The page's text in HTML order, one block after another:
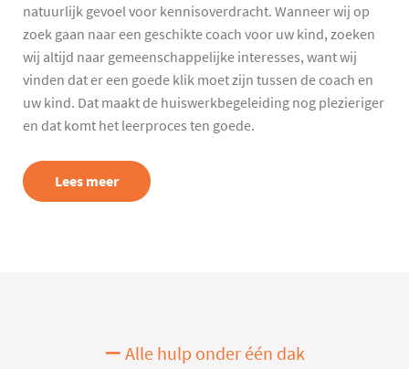
natuurlijk gevoel voor kennisoverdracht. Wanneer wij op
zoek gaan naar een geschikte coach voor uw kind, zoeken
wij altijd naar gemeenschappelijke interesses, want wij
vinden dat er een goede klik moet zijn tussen de coach en
uw kind. Dat maakt de huiswerkbegeleiding nog plezieriger
en dat komt het leerproces ten goede.
Lees meer
Alle hulp onder één dak